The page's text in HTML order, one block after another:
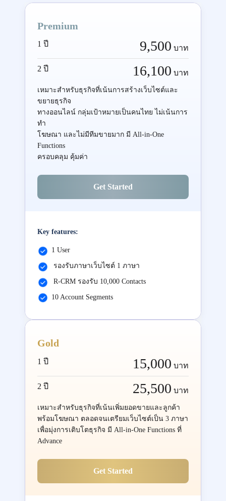
Premium
1 ปี 9,500 บาท
2 ปี 16,100 บาท
เหมาะสำหรับธุรกิจที่เน้นการสร้างเว็บไซต์และ
ขยายธุรกิจ
ทางออนไลน์ กลุ่มเป้าหมายเป็นคนไทย ไม่เน้นการ
ทำ
โฆษณา และไม่มีทีมขายมาก มี All-in-One
Functions
ครอบคลุม คุ้มค่า
Get Started
Key features:
1 User
รองรับภาษาเว็บไซต์ 1 ภาษา
R-CRM รองรับ 10,000 Contacts
10 Account Segments
Gold
1 ปี 15,000 บาท
2 ปี 25,500 บาท
เหมาะสำหรับธุรกิจที่เน้นเพิ่มยอดขายและลูกค้า
พร้อมโฆษณา ตลอดจนเตรียมเว็บไซต์เป็น 3 ภาษา
เพื่อมุ่งการเติบโตธุรกิจ มี All-in-One Functions ที่
Advance
Get Started